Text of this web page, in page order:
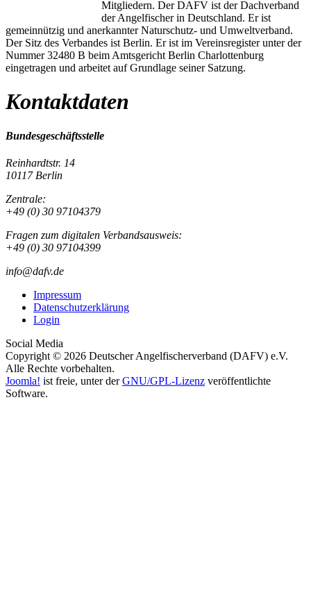
Mitgliedern. Der DAFV ist der Dachverband
der Angelfischer in Deutschland. Er ist
gemeinnützig und anerkannter Naturschutz- und Umweltverband.
Der Sitz des Verbandes ist Berlin. Er ist im Vereinsregister unter der
Nummer 32480 B beim Amtsgericht Berlin Charlottenburg
eingetragen und arbeitet auf Grundlage seiner Satzung.
Kontaktdaten
Bundesgeschäftsstelle
Reinhardtstr. 14
10117 Berlin
Zentrale:
+49 (0) 30 97104379
Fragen zum digitalen Verbandsausweis:
+49 (0) 30 97104399
info@dafv.de
Impressum
Datenschutzerklärung
Login
Social Media
Copyright © 2026 Deutscher Angelfischerverband (DAFV) e.V.
Alle Rechte vorbehalten.
Joomla! ist freie, unter derGNU/GPL-Lizenz veröffentlichte
Software.